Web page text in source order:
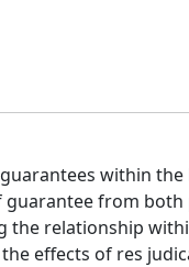
within
from
the relationship
effects of res